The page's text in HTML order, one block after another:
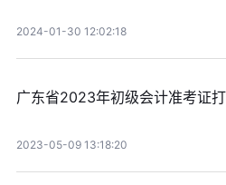
2024-01-30 12:02:18
广东省2023年初级会计准考证
2023-05-09 13:18:20